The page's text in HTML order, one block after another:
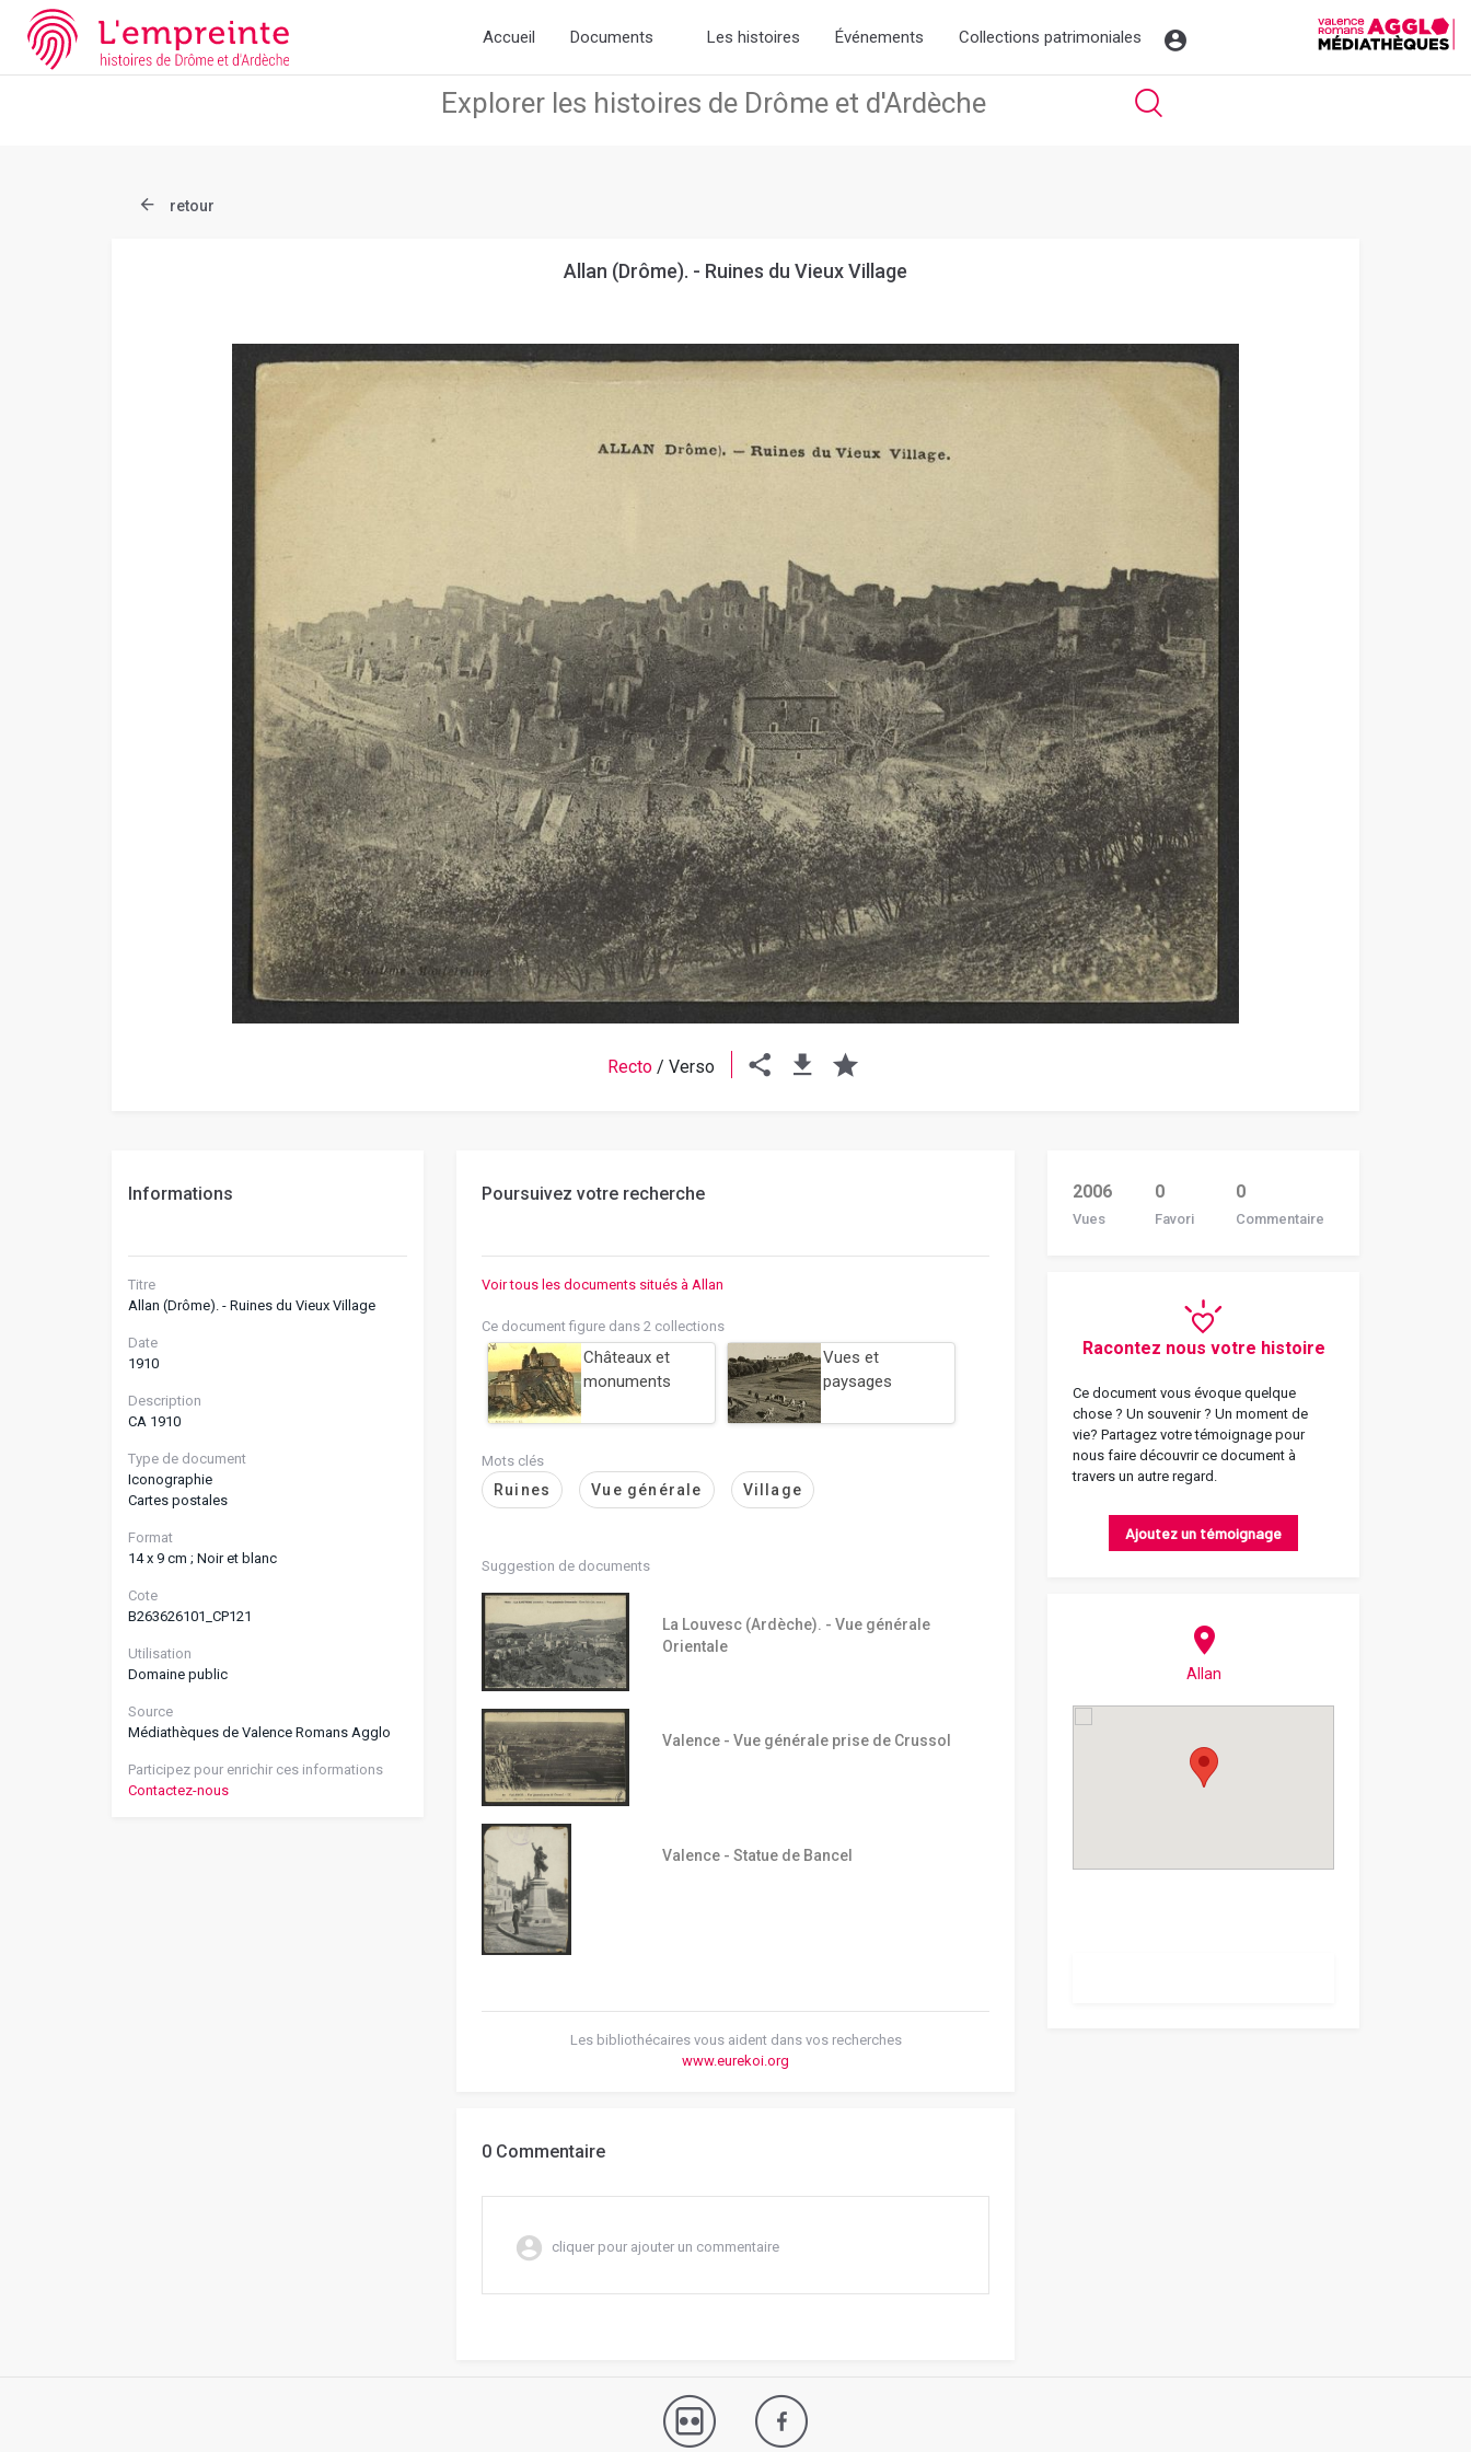
Array ( [slug] => document [ref] => B263626101_CP121 )
Accueil Documents Les histoires Événements Collections patrimoniales
retour
Allan (Drôme). - Ruines du Vieux Village
Recto/ Verso
Informations
Titre
Allan (Drôme). - Ruines du Vieux Village
Date
1910
Description
CA 1910
Type de document
Iconographie
Cartes postales
Format
14 x 9 cm ; Noir et blanc
Cote
B263626101_CP121
Utilisation
Domaine public
Source
Médiathèques de Valence Romans Agglo
Participez pour enrichir ces informations
Contactez-nous
Poursuivez votre recherche
Voir tous les documents situés à Allan
Ce document figure dans 2 collections
Châteaux et
monuments
Vues et
paysages
Mots clés
Ruines Vue générale Village
Suggestion de documents
La Louvesc (Ardèche). - Vue générale
Orientale
Valence - Vue générale prise de Crussol
Valence - Statue de Bancel
Les bibliothécaires vous aident dans vos recherches
www.eurekoi.org
0 Commentaire
cliquer pour ajouter un commentaire
2006
Vues
0
Favori
0
Commentaire
Racontez nous votre histoire
Ce document vous évoque quelque
chose ? Un souvenir ? Un moment de
vie? Partagez votre témoignage pour
nous faire découvrir ce document à
travers un autre regard.
Ajoutez un témoignage
Allan